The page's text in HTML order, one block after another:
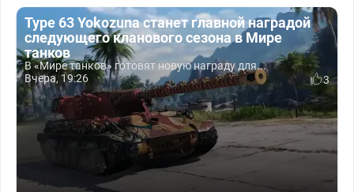
Type 63 Yokozuna станет главной наградой
следующего кланового сезона в Мире
танков
В «Мире танков» готовят новую награду для...
Вчера, 19:26
3